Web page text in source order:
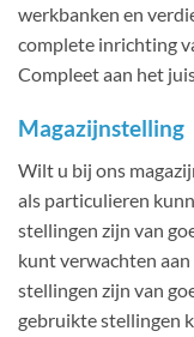
werkbanken en
complete inrichting
Compleet aan het
Magazijnstelling
Wilt u bij ons
als particulieren
stellingen zijn van
kunt verwachten
stellingen zijn van
gebruikte stellingen